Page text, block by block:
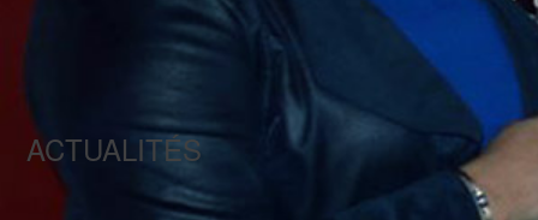
ACTUALITÉS